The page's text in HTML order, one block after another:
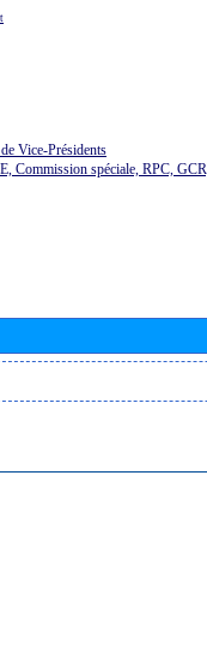
Vice-Présidents
Commission spéciale, RPC,